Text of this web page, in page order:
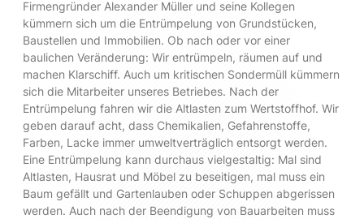
Firmengründer Alexander Müller und seine Kollegen
kümmern sich um die Entrümpelung von Grundstücken,
Baustellen und Immobilien. Ob nach oder vor einer
baulichen Veränderung: Wir entrümpeln, räumen auf und
machen Klarschiff. Auch um kritischen Sondermüll kümmern
sich die Mitarbeiter unseres Betriebes. Nach der
Entrümpelung fahren wir die Altlasten zum Wertstoffhof. Wir
geben darauf acht, dass Chemikalien, Gefahrenstoffe,
Farben, Lacke immer umweltverträglich entsorgt werden.
Eine Entrümpelung kann durchaus vielgestaltig: Mal sind
Altlasten, Hausrat und Möbel zu beseitigen, mal muss ein
Baum gefällt und Gartenlauben oder Schuppen abgerissen
werden. Auch nach der Beendigung von Bauarbeiten muss